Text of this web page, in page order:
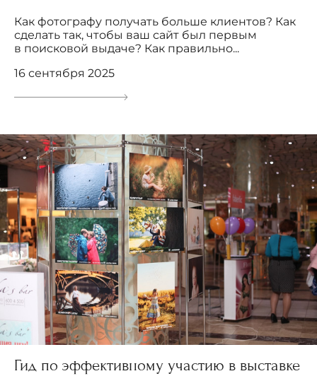
Как фотографу получать больше клиентов? Как
сделать так, чтобы ваш сайт был первым
в поисковой выдаче? Как правильно...
16 сентября 2025
Гид по эффективному участию в выставке